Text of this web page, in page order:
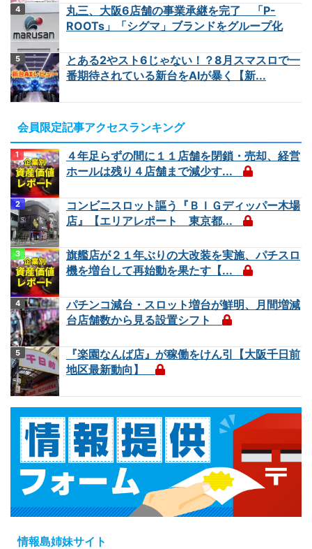
丸三、大阪6店舗の事業承継を完了 「P-
ROOTs」「シグマ」ブランドをグループ化
とある2やスト6じゃない！？8月スマスロで一
番期待されている新台をAIが暴く【新...
会員限定記事アクセスランキング
４年足らずの間に１１店舗を閉鎖・売却、経営
ホールは残り４店舗まで減少す...
コンビニスロット謳う『ＢＩＧディッパー木場
店』【エリアレポート 東京都...
旗艦店が２１年ぶりの大改装を実施、パチスロ
機を増台して再始動を果たす【...
パチンコ減台・スロット増台が鮮明、月間増減
台店舗数から見る設置シフト
『楽園なんば店』が稼働をけん引【大阪千日前
地区最新動向】
情報島姉妹サイト